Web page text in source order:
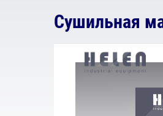
Сушильная